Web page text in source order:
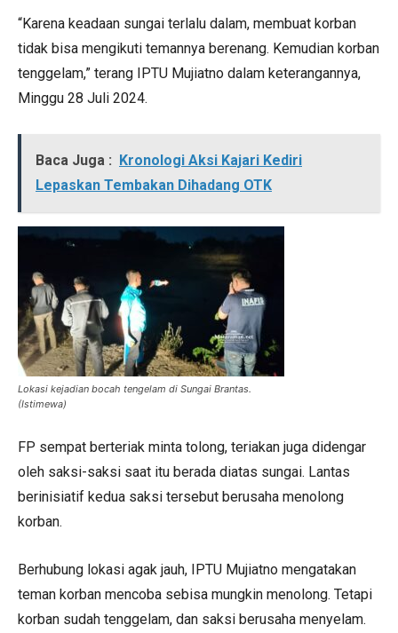
“Karena keadaan sungai terlalu dalam, membuat korban
tidak bisa mengikuti temannya berenang. Kemudian korban
tenggelam,” terang IPTU Mujiatno dalam keterangannya,
Minggu 28 Juli 2024.
Baca Juga : Kronologi Aksi Kajari Kediri
Lepaskan Tembakan Dihadang OTK
Lokasi kejadian bocah tengelam di Sungai Brantas.
(Istimewa)
FP sempat berteriak minta tolong, teriakan juga didengar
oleh saksi-saksi saat itu berada diatas sungai. Lantas
berinisiatif kedua saksi tersebut berusaha menolong
korban.
Berhubung lokasi agak jauh, IPTU Mujiatno mengatakan
teman korban mencoba sebisa mungkin menolong. Tetapi
korban sudah tenggelam, dan saksi berusaha menyelam.